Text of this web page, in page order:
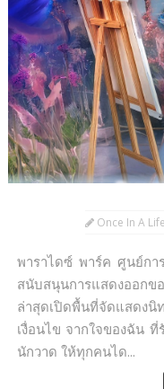
Once In A
พาราไดซ์ พาร์ค ศูนย์กา
สนับสนุนการแสดงออกข
ล่าสุดเปิดพื้นที่จัดแสดงนิ
เงื่อนไข จากใจของฉัน
นักวาด ให้ทุกคนได...